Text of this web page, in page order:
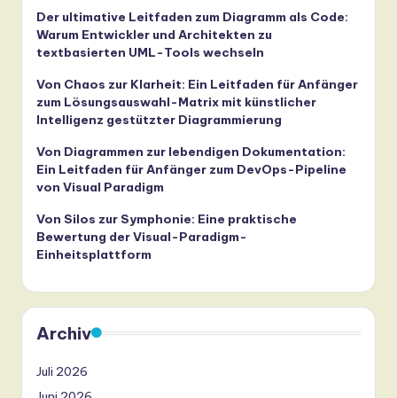
Der ultimative Leitfaden zum Diagramm als Code:
Warum Entwickler und Architekten zu
textbasierten UML-Tools wechseln
Von Chaos zur Klarheit: Ein Leitfaden für Anfänger
zum Lösungsauswahl-Matrix mit künstlicher
Intelligenz gestützter Diagrammierung
Von Diagrammen zur lebendigen Dokumentation:
Ein Leitfaden für Anfänger zum DevOps-Pipeline
von Visual Paradigm
Von Silos zur Symphonie: Eine praktische
Bewertung der Visual-Paradigm-
Einheitsplattform
Archiv
Juli 2026